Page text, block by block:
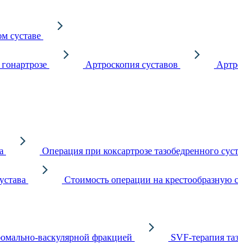
суставе
Артроскопия суставов
Операция при коксартрозе тазобедренного
Стоимость операции на крестообразную
васкулярной фракцией SVF-терапия